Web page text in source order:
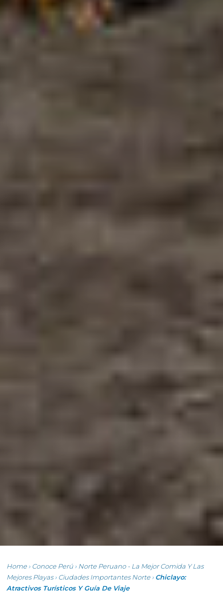
Home › Conoce Perú › Norte Peruano - La Mejor Comida Y Las
Mejores Playas› Ciudades Importantes Norte › Chiclayo:
Atractivos Turísticos Y Guía De Viaje